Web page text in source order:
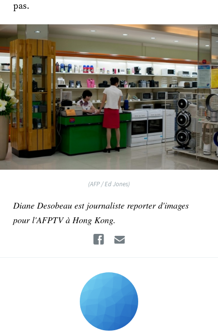
pas.
(AFP / Ed Jones)
Diane Desobeau est journaliste reporter d'images
pour l'AFPTV à Hong Kong.
Facebook